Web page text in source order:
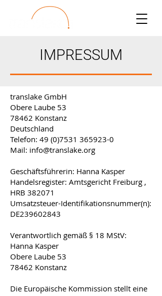
IMPRESSUM
translake GmbH
Obere Laube 53
78462 Konstanz
Deutschland
Telefon: 49 (0)7531 365923-0
Mail: info@translake.org
Geschäftsführerin: Hanna Kasper
Handelsregister: Amtsgericht Freiburg ,
HRB 382071
Umsatzsteuer-Identifikationsnummer(n):
DE239602843
Verantwortlich gemäß § 18 MStV:
Hanna Kasper
Obere Laube 53
78462 Konstanz
Die Europäische Kommission stellt eine